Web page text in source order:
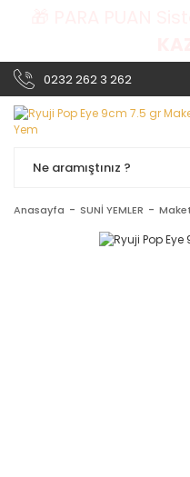
0232 262 3 262
Anasayfa SUNİ YEMLER